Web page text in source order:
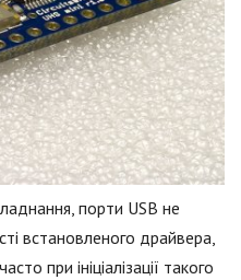
порти USB не
встановленого драйвера,
при ініціалізації такого